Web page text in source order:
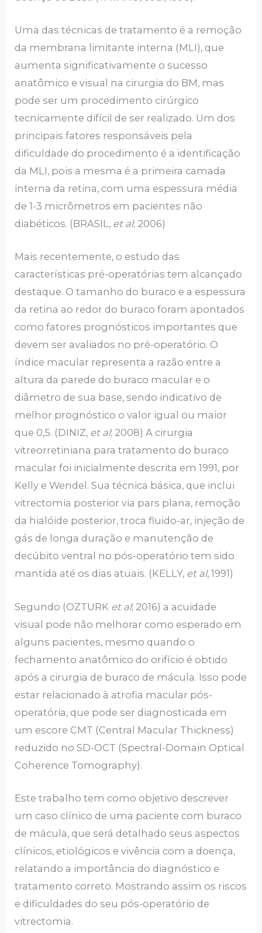
Uma das técnicas de tratamento é a remoção
da membrana limitante interna (MLI), que
aumenta significativamente o sucesso
anatômico e visual na cirurgia do BM, mas
pode ser um procedimento cirúrgico
tecnicamente difícil de ser realizado. Um dos
principais fatores responsáveis pela
dificuldade do procedimento é a identificação
da MLI, pois a mesma é a primeira camada
interna da retina, com uma espessura média
de 1-3 micrômetros em pacientes não
diabéticos. (BRASIL, et al; 2006)
Mais recentemente, o estudo das
características pré-operatórias tem alcançado
destaque. O tamanho do buraco e a espessura
da retina ao redor do buraco foram apontados
como fatores prognósticos importantes que
devem ser avaliados no pré-operatório. O
índice macular representa a razão entre a
altura da parede do buraco macular e o
diâmetro de sua base, sendo indicativo de
melhor prognóstico o valor igual ou maior
que 0,5. (DINIZ, et al; 2008) A cirurgia
vitreorretiniana para tratamento do buraco
macular foi inicialmente descrita em 1991, por
Kelly e Wendel. Sua técnica básica, que inclui
vitrectomia posterior via pars plana, remoção
da hialóide posterior, troca fluido-ar, injeção de
gás de longa duração e manutenção de
decúbito ventral no pós-operatório tem sido
mantida até os dias atuais. (KELLY, et al, 1991)
Segundo (OZTURK et al; 2016) a acuidade
visual pode não melhorar como esperado em
alguns pacientes, mesmo quando o
fechamento anatômico do orifício é obtido
após a cirurgia de buraco de mácula. Isso pode
estar relacionado à atrofia macular pós-
operatória, que pode ser diagnosticada em
um escore CMT (Central Macular Thickness)
reduzido no SD-OCT (Spectral-Domain Optical
Coherence Tomography).
Este trabalho tem como objetivo descrever
um caso clínico de uma paciente com buraco
de mácula, que será detalhado seus aspectos
clínicos, etiológicos e vivência com a doença,
relatando a importância do diagnóstico e
tratamento correto. Mostrando assim os riscos
e dificuldades do seu pós-operatório de
vitrectomia.